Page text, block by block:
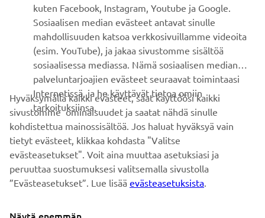
UUTISKIRJE
Ole ensimmäinen, joka kuulee uusimmista tarjouksista,
erikoistapahtumista, uusista julkaisuista ja paljon muuta...
TILAA
Lue tietosuojakäytäntömme saadaksesi tietää, miten
käsittelemme henkilötietojasi:
Tietosuoja ja evästeet -sivustolta
kuten Facebook, Instagram, Youtube ja Google.
Sosiaalisen median evästeet antavat sinulle
mahdollisuuden katsoa verkkosivuillamme videoita
(esim. YouTube), ja jakaa sivustomme sisältöä
sosiaalisessa mediassa. Nämä sosiaalisen median
palveluntarjoajien evästeet seuraavat toimintaasi
Internetissä, ja he käyttävät tietoa omiin
tarkoituksiinsa.
Hyväksymällä kaikki evästeet, saat käyttöösi kaikki
sivustomme ominaisuudet ja saatat nähdä sinulle
kohdistettua mainossisältöä. Jos haluat hyväksyä vain
tietyt evästeet, klikkaa kohdasta "Valitse
evästeasetukset". Voit aina muuttaa asetuksiasi ja
peruuttaa suostumuksesi valitsemalla sivustolla
”Evästeasetukset”. Lue lisää evästeasetuksista.